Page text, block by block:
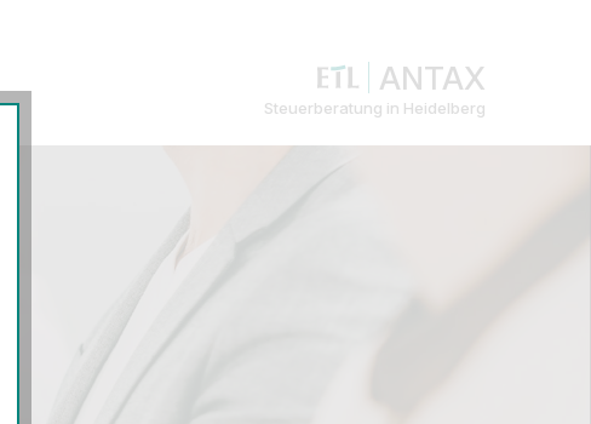
ANTAX
Steuerberatung in Heidelberg